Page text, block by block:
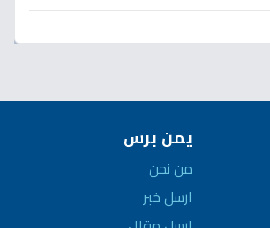
يمن برس
من نحن
ارسل خبر